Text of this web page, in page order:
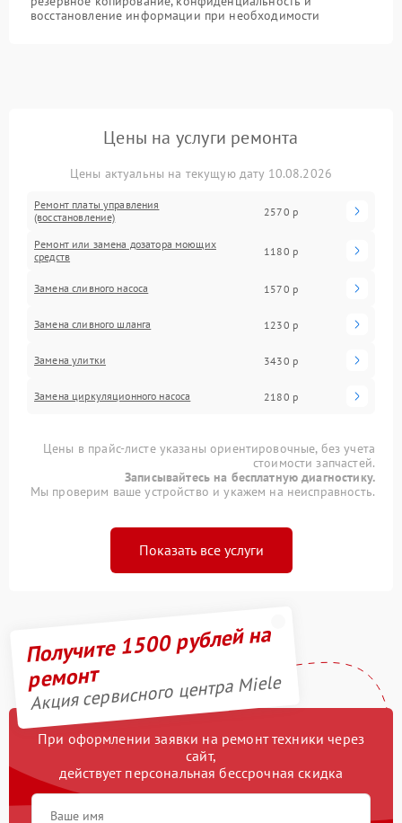
восстановление информации при необходимости
Цены на услуги ремонта
Цены актуальны на текущую дату 10.08.2026
Ремонт платы управления
(восстановление)
2570 р
Ремонт или замена дозатора моющих
средств
1180 р
Замена сливного насоса 1570 р
Замена сливного шланга 1230 р
Замена улитки 3430 р
Замена циркуляционного насоса 2180 р
Цены в прайс-листе указаны ориентировочные, без учета
стоимости запчастей.
Записывайтесь на бесплатную диагностику.
Мы проверим ваше устройство и укажем на неисправность.
Показать все услуги
Получите 1500 рублей на
ремонт
Акция сервисного центра Miele
При оформлении заявки на ремонт техники через
сайт,
действует персональная бессрочная скидка